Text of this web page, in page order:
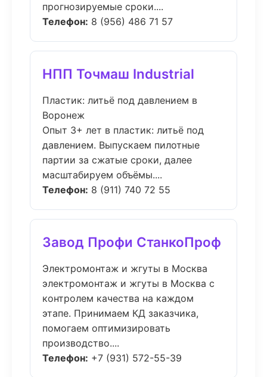
прогнозируемые сроки....
Телефон: 8 (956) 486 71 57
НПП Точмаш Industrial
Пластик: литьё под давлением в
Воронеж
Опыт 3+ лет в пластик: литьё под
давлением. Выпускаем пилотные
партии за сжатые сроки, далее
масштабируем объёмы....
Телефон: 8 (911) 740 72 55
Завод Профи СтанкоПроф
Электромонтаж и жгуты в Москва
электромонтаж и жгуты в Москва с
контролем качества на каждом
этапе. Принимаем КД заказчика,
помогаем оптимизировать
производство....
Телефон: +7 (931) 572-55-39